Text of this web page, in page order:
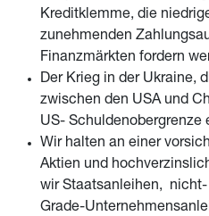
Kreditklemme, die
zunehmenden
Finanzmärkten fordern
Der Krieg in der Ukraine,
zwischen den USA und
US- Schuldenobergrenze
Wir halten an einer
Aktien und
wir Staatsanleihen,
Grade-